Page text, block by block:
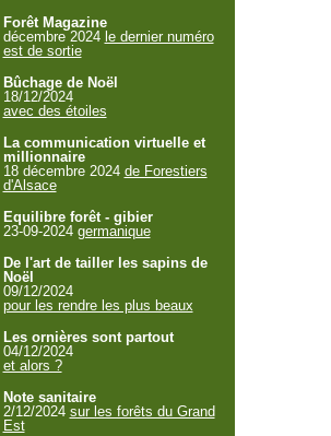
Forêt Magazine
décembre 2024 le dernier numéro
est de sortie
Bûchage de Noël
18/12/2024
avec des étoiles
La communication virtuelle et
millionnaire
18 décembre 2024 de Forestiers
d'Alsace
Equilibre forêt - gibier
23-09-2024 germanique
De l'art de tailler les sapins de
Noël
09/12/2024
pour les rendre les plus beaux
Les ornières sont partout
04/12/2024
et alors ?
Note sanitaire
2/12/2024 sur les forêts du Grand
Est